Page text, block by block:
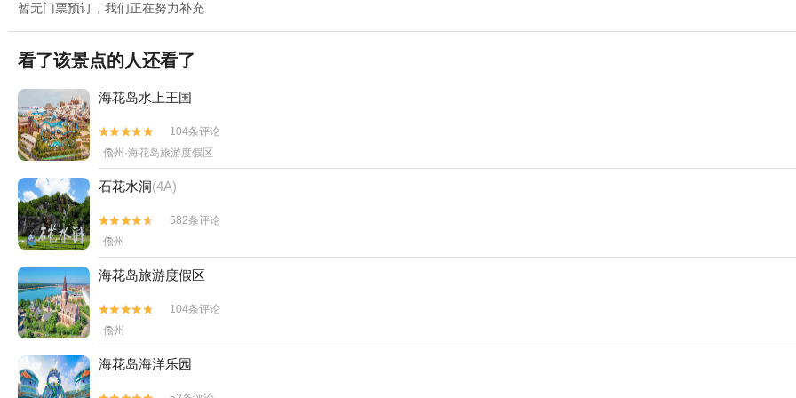
暂无门票预订，我们正在努力补充
看了该景点的人还看了
海花岛水上王国


104条评论
儋州·海花岛旅游度假区
石花水洞(4A)


582条评论
儋州
海花岛旅游度假区


104条评论
儋州
海花岛海洋乐园